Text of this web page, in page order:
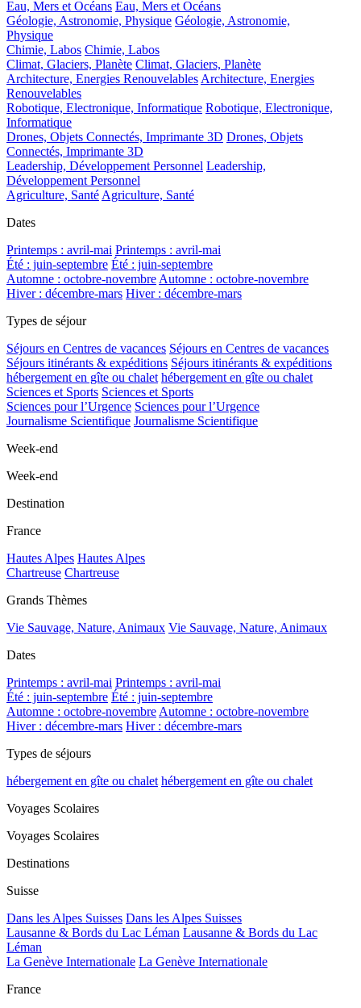
Eau, Mers et Océans Eau, Mers et Océans
Géologie, Astronomie, Physique Géologie, Astronomie,
Physique
Chimie, Labos Chimie, Labos
Climat, Glaciers, Planète Climat, Glaciers, Planète
Architecture, Energies Renouvelables Architecture, Energies
Renouvelables
Robotique, Electronique, Informatique Robotique, Electronique,
Informatique
Drones, Objets Connectés, Imprimante 3D Drones, Objets
Connectés, Imprimante 3D
Leadership, Développement Personnel Leadership,
Développement Personnel
Agriculture, Santé Agriculture, Santé
Dates
Printemps : avril-mai Printemps : avril-mai
Été : juin-septembre Été : juin-septembre
Automne : octobre-novembre Automne : octobre-novembre
Hiver : décembre-mars Hiver : décembre-mars
Types de séjour
Séjours en Centres de vacances Séjours en Centres de vacances
Séjours itinérants & expéditions Séjours itinérants & expéditions
hébergement en gîte ou chalet hébergement en gîte ou chalet
Sciences et Sports Sciences et Sports
Sciences pour l’Urgence Sciences pour l’Urgence
Journalisme Scientifique Journalisme Scientifique
Week-end
Week-end
Destination
France
Hautes Alpes Hautes Alpes
Chartreuse Chartreuse
Grands Thèmes
Vie Sauvage, Nature, Animaux Vie Sauvage, Nature, Animaux
Dates
Printemps : avril-mai Printemps : avril-mai
Été : juin-septembre Été : juin-septembre
Automne : octobre-novembre Automne : octobre-novembre
Hiver : décembre-mars Hiver : décembre-mars
Types de séjours
hébergement en gîte ou chalet hébergement en gîte ou chalet
Voyages Scolaires
Voyages Scolaires
Destinations
Suisse
Dans les Alpes Suisses Dans les Alpes Suisses
Lausanne & Bords du Lac Léman Lausanne & Bords du Lac
Léman
La Genève Internationale La Genève Internationale
France